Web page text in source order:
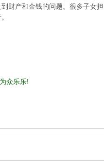
财产和金钱的问题。很多子女担
众乐乐!